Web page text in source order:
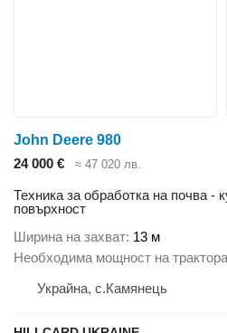
John Deere 980
24 000 €
≈ 47 020 лв.
Техника за обработка на почва -
повърхност
Ширина на захват 13 м
Необходима мощност на трактора
Украйна, с.Камянець